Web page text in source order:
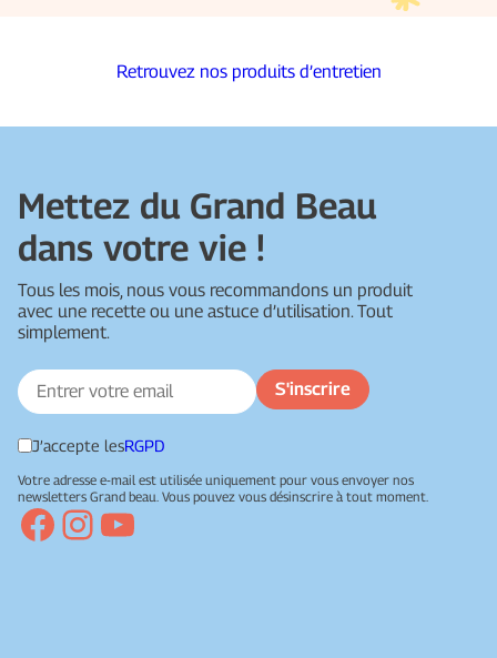
Retrouvez nos produits d’entretien
Mettez du Grand Beau
dans votre vie !
Tous les mois, nous vous recommandons un produit
avec une recette ou une astuce d’utilisation. Tout
simplement.
J’accepte lesRGPD
Votre adresse e-mail est utilisée uniquement pour vous envoyer nos
newsletters Grand beau. Vous pouvez vous désinscrire à tout moment.
Facebook
Instagram
YouTube